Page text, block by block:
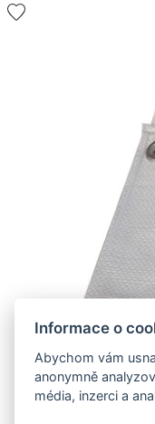
Informace o
Abychom vám
anonymně
média, inzerci a